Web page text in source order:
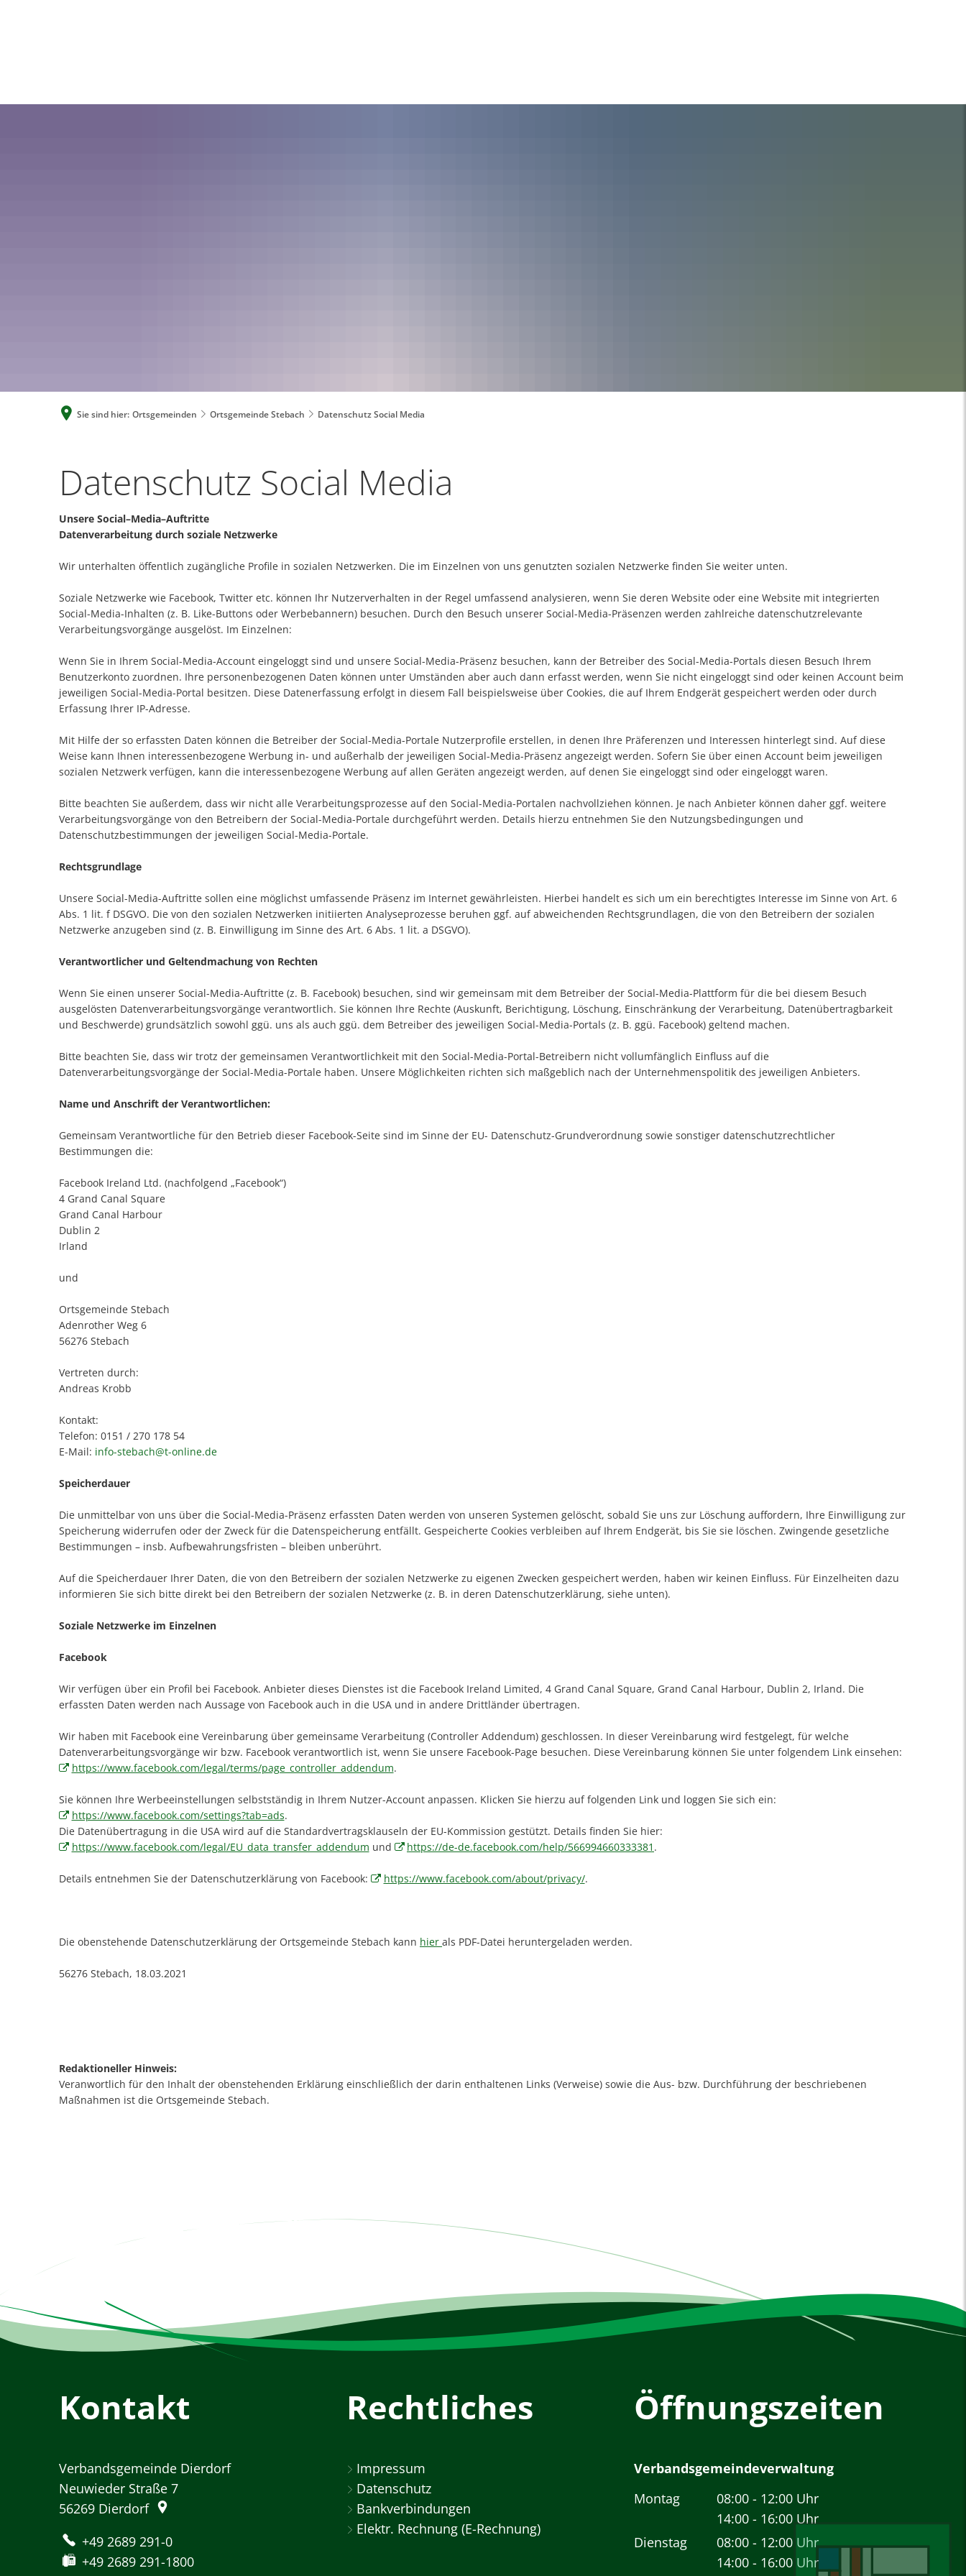
Sie sind hier: Ortsgemeinden Ortsgemeinde Stebach Datenschutz Social Media
Datenschutz Social Media
Unsere Social–Media–Auftritte
Datenverarbeitung durch soziale Netzwerke
Wir unterhalten öffentlich zugängliche Profile in sozialen Netzwerken. Die im Einzelnen von uns genutzten sozialen Netzwerke finden Sie weiter unten.
Soziale Netzwerke wie Facebook, Twitter etc. können Ihr Nutzerverhalten in der Regel umfassend analysieren, wenn Sie deren Website oder eine Website mit integrierten
Social-Media-Inhalten (z. B. Like-Buttons oder Werbebannern) besuchen. Durch den Besuch unserer Social-Media-Präsenzen werden zahlreiche datenschutzrelevante
Verarbeitungsvorgänge ausgelöst. Im Einzelnen:
Wenn Sie in Ihrem Social-Media-Account eingeloggt sind und unsere Social-Media-Präsenz besuchen, kann der Betreiber des Social-Media-Portals diesen Besuch Ihrem
Benutzerkonto zuordnen. Ihre personenbezogenen Daten können unter Umständen aber auch dann erfasst werden, wenn Sie nicht eingeloggt sind oder keinen Account beim
jeweiligen Social-Media-Portal besitzen. Diese Datenerfassung erfolgt in diesem Fall beispielsweise über Cookies, die auf Ihrem Endgerät gespeichert werden oder durch
Erfassung Ihrer IP-Adresse.
Mit Hilfe der so erfassten Daten können die Betreiber der Social-Media-Portale Nutzerprofile erstellen, in denen Ihre Präferenzen und Interessen hinterlegt sind. Auf diese
Weise kann Ihnen interessenbezogene Werbung in- und außerhalb der jeweiligen Social-Media-Präsenz angezeigt werden. Sofern Sie über einen Account beim jeweiligen
sozialen Netzwerk verfügen, kann die interessenbezogene Werbung auf allen Geräten angezeigt werden, auf denen Sie eingeloggt sind oder eingeloggt waren.
Bitte beachten Sie außerdem, dass wir nicht alle Verarbeitungsprozesse auf den Social-Media-Portalen nachvollziehen können. Je nach Anbieter können daher ggf. weitere
Verarbeitungsvorgänge von den Betreibern der Social-Media-Portale durchgeführt werden. Details hierzu entnehmen Sie den Nutzungsbedingungen und
Datenschutzbestimmungen der jeweiligen Social-Media-Portale.
Rechtsgrundlage
Unsere Social-Media-Auftritte sollen eine möglichst umfassende Präsenz im Internet gewährleisten. Hierbei handelt es sich um ein berechtigtes Interesse im Sinne von Art. 6
Abs. 1 lit. f DSGVO. Die von den sozialen Netzwerken initiierten Analyseprozesse beruhen ggf. auf abweichenden Rechtsgrundlagen, die von den Betreibern der sozialen
Netzwerke anzugeben sind (z. B. Einwilligung im Sinne des Art. 6 Abs. 1 lit. a DSGVO).
Verantwortlicher und Geltendmachung von Rechten
Wenn Sie einen unserer Social-Media-Auftritte (z. B. Facebook) besuchen, sind wir gemeinsam mit dem Betreiber der Social-Media-Plattform für die bei diesem Besuch
ausgelösten Datenverarbeitungsvorgänge verantwortlich. Sie können Ihre Rechte (Auskunft, Berichtigung, Löschung, Einschränkung der Verarbeitung, Datenübertragbarkeit
und Beschwerde) grundsätzlich sowohl ggü. uns als auch ggü. dem Betreiber des jeweiligen Social-Media-Portals (z. B. ggü. Facebook) geltend machen.
Bitte beachten Sie, dass wir trotz der gemeinsamen Verantwortlichkeit mit den Social-Media-Portal-Betreibern nicht vollumfänglich Einfluss auf die
Datenverarbeitungsvorgänge der Social-Media-Portale haben. Unsere Möglichkeiten richten sich maßgeblich nach der Unternehmenspolitik des jeweiligen Anbieters.
Name und Anschrift der Verantwortlichen:
Gemeinsam Verantwortliche für den Betrieb dieser Facebook-Seite sind im Sinne der EU- Datenschutz-Grundverordnung sowie sonstiger datenschutzrechtlicher
Bestimmungen die:
Facebook Ireland Ltd. (nachfolgend „Facebook“)
4 Grand Canal Square
Grand Canal Harbour
Dublin 2
Irland
und
Ortsgemeinde Stebach
Adenrother Weg 6
56276 Stebach
Vertreten durch:
Andreas Krobb
Kontakt:
Telefon: 0151 / 270 178 54
E-Mail: info-stebach@t-online.de
Speicherdauer
Die unmittelbar von uns über die Social-Media-Präsenz erfassten Daten werden von unseren Systemen gelöscht, sobald Sie uns zur Löschung auffordern, Ihre Einwilligung zur
Speicherung widerrufen oder der Zweck für die Datenspeicherung entfällt. Gespeicherte Cookies verbleiben auf Ihrem Endgerät, bis Sie sie löschen. Zwingende gesetzliche
Bestimmungen – insb. Aufbewahrungsfristen – bleiben unberührt.
Auf die Speicherdauer Ihrer Daten, die von den Betreibern der sozialen Netzwerke zu eigenen Zwecken gespeichert werden, haben wir keinen Einfluss. Für Einzelheiten dazu
informieren Sie sich bitte direkt bei den Betreibern der sozialen Netzwerke (z. B. in deren Datenschutzerklärung, siehe unten).
Soziale Netzwerke im Einzelnen
Facebook
Wir verfügen über ein Profil bei Facebook. Anbieter dieses Dienstes ist die Facebook Ireland Limited, 4 Grand Canal Square, Grand Canal Harbour, Dublin 2, Irland. Die
erfassten Daten werden nach Aussage von Facebook auch in die USA und in andere Drittländer übertragen.
Wir haben mit Facebook eine Vereinbarung über gemeinsame Verarbeitung (Controller Addendum) geschlossen. In dieser Vereinbarung wird festgelegt, für welche
Datenverarbeitungsvorgänge wir bzw. Facebook verantwortlich ist, wenn Sie unsere Facebook-Page besuchen. Diese Vereinbarung können Sie unter folgendem Link einsehen:
https://www.facebook.com/legal/terms/page_controller_addendum.
Sie können Ihre Werbeeinstellungen selbstständig in Ihrem Nutzer-Account anpassen. Klicken Sie hierzu auf folgenden Link und loggen Sie sich ein:
https://www.facebook.com/settings?tab=ads.
Die Datenübertragung in die USA wird auf die Standardvertragsklauseln der EU-Kommission gestützt. Details finden Sie hier:
https://www.facebook.com/legal/EU_data_transfer_addendum und https://de-de.facebook.com/help/566994660333381 .
Details entnehmen Sie der Datenschutzerklärung von Facebook: https://www.facebook.com/about/privacy/.
Die obenstehende Datenschutzerklärung der Ortsgemeinde Stebach kann hier als PDF-Datei heruntergeladen werden.
56276 Stebach, 18.03.2021
Redaktioneller Hinweis:
Veranwortlich für den Inhalt der obenstehenden Erklärung einschließlich der darin enthaltenen Links (Verweise) sowie die Aus- bzw. Durchführung der beschriebenen
Maßnahmen ist die Ortsgemeinde Stebach.
Kontakt
Verbandsgemeinde Dierdorf
Neuwieder Straße 7
56269 Dierdorf
+49 2689 291-0
+49 2689 291-1800
Rechtliches
Impressum
Datenschutz
Bankverbindungen
Elektr. Rechnung (E-Rechnung)
Öffnungszeiten
Verbandsgemeindeverwaltung
Montag
08:00 - 12:00 Uhr
Von 08:00 bis 12:00 Uhr
14:00 - 16:00 Uhr
Von 14:00 bis 16:00 Uhr
Dienstag 08:00 - 12:00 Uhr
Von 08:00 bis 12:00 Uhr
14:00 - 16:00 Uhr